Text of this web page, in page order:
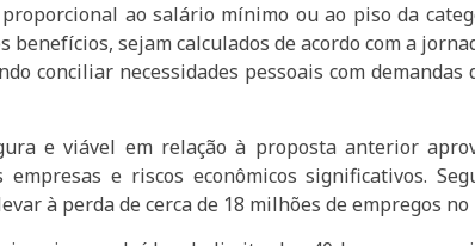
ao salário mínimo ou ao piso da
sejam calculados de acordo com a
conciliar necessidades pessoais com
e viável em relação à proposta anterior
e riscos econômicos significativos.
à perda de cerca de 18 milhões de empregos no